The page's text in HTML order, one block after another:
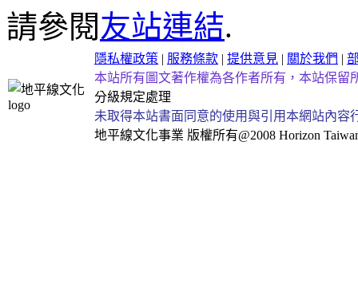
請參閱友站連結.
隱私權政策 | 服務條款 | 提供意見 | 關於我們 |
本站所有圖文著作權為各作者所有，本站保留
分級規定處理
未取得本站書面同意的使用與引用本網站內
地平線文化事業 版權所有@2008 Horizon